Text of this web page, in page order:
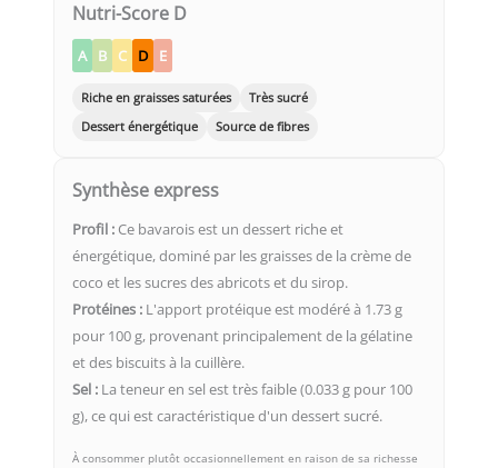
Nutri-Score D
A B C D E
Riche en graisses saturées
Très sucré
Dessert énergétique
Source de fibres
Synthèse express
Profil : Ce bavarois est un dessert riche et
énergétique, dominé par les graisses de la crème de
coco et les sucres des abricots et du sirop.
Protéines : L'apport protéique est modéré à 1.73 g
pour 100 g, provenant principalement de la gélatine
et des biscuits à la cuillère.
Sel : La teneur en sel est très faible (0.033 g pour 100
g), ce qui est caractéristique d'un dessert sucré.
À consommer plutôt occasionnellement en raison de sa richesse